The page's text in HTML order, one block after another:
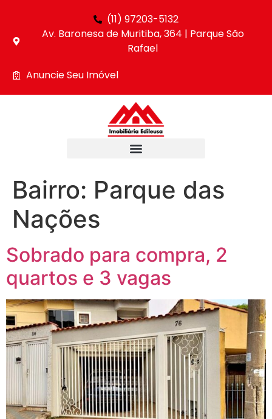
(11) 97203-5132
Av. Baronesa de Muritiba, 364 | Parque São
Rafael
Anuncie Seu Imóvel
Bairro: Parque das
Nações
Sobrado para compra, 2
quartos e 3 vagas